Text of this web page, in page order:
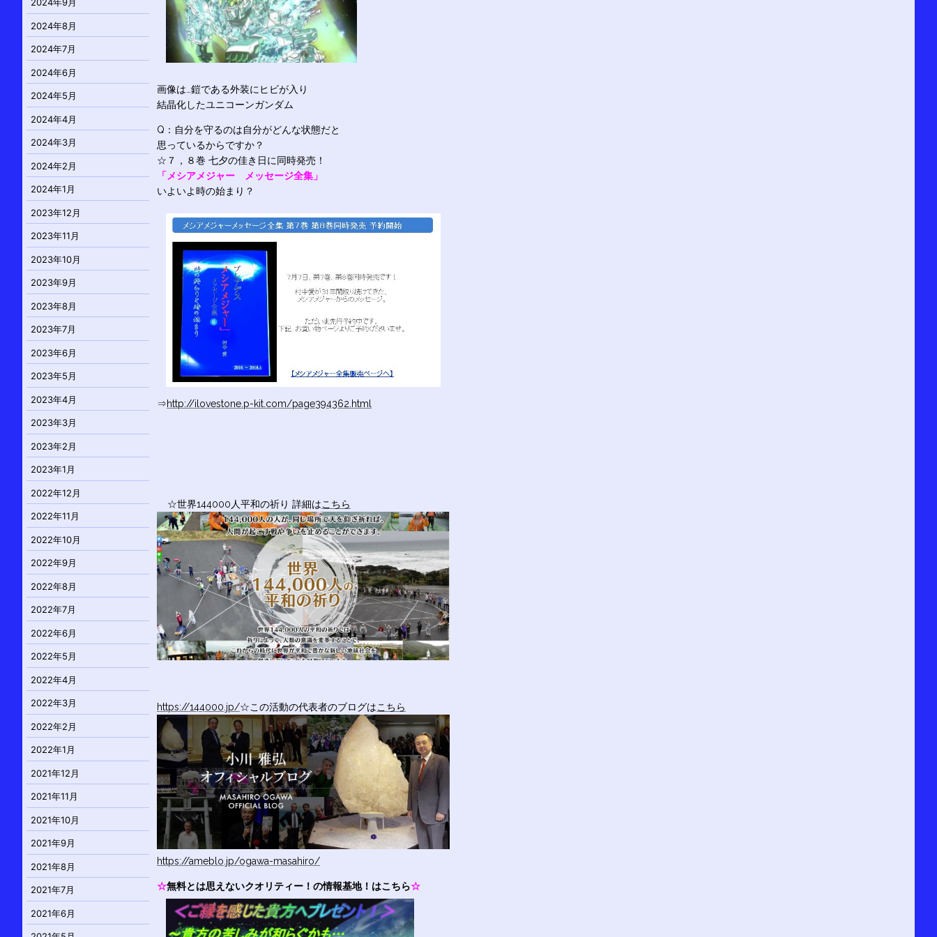
画像は…鎧である外装にヒビが入り
結晶化したユニコーンガンダム
Q：自分を守るのは自分がどんな状態だと
思っているからですか？
☆７，８巻 七夕の佳き日に同時発売！
「メシアメジャー メッセージ全集」
いよいよ時の始まり？
⇒http://ilovestone.p-kit.com/page394362.html
☆世界144000人平和の祈り 詳細はこちら
https://144000.jp/☆この活動の代表者のブログはこちら
https://ameblo.jp/ogawa-masahiro/
☆無料とは思えないクオリティー！の情報基地！はこちら☆
2024年9月
2024年8月
2024年7月
2024年6月
2024年5月
2024年4月
2024年3月
2024年2月
2024年1月
2023年12月
2023年11月
2023年10月
2023年9月
2023年8月
2023年7月
2023年6月
2023年5月
2023年4月
2023年3月
2023年2月
2023年1月
2022年12月
2022年11月
2022年10月
2022年9月
2022年8月
2022年7月
2022年6月
2022年5月
2022年4月
2022年3月
2022年2月
2022年1月
2021年12月
2021年11月
2021年10月
2021年9月
2021年8月
2021年7月
2021年6月